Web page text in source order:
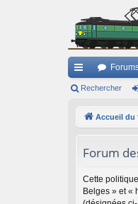
acRechercher
Accueil du
Forum
Cette
Belges » et «